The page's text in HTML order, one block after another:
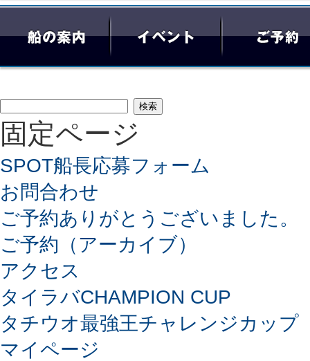
検
索:
固定ページ
SPOT船長応募フォーム
お問合わせ
ご予約ありがとうございました。
ご予約（アーカイブ）
アクセス
タイラバCHAMPION CUP
タチウオ最強王チャレンジカップ
マイページ